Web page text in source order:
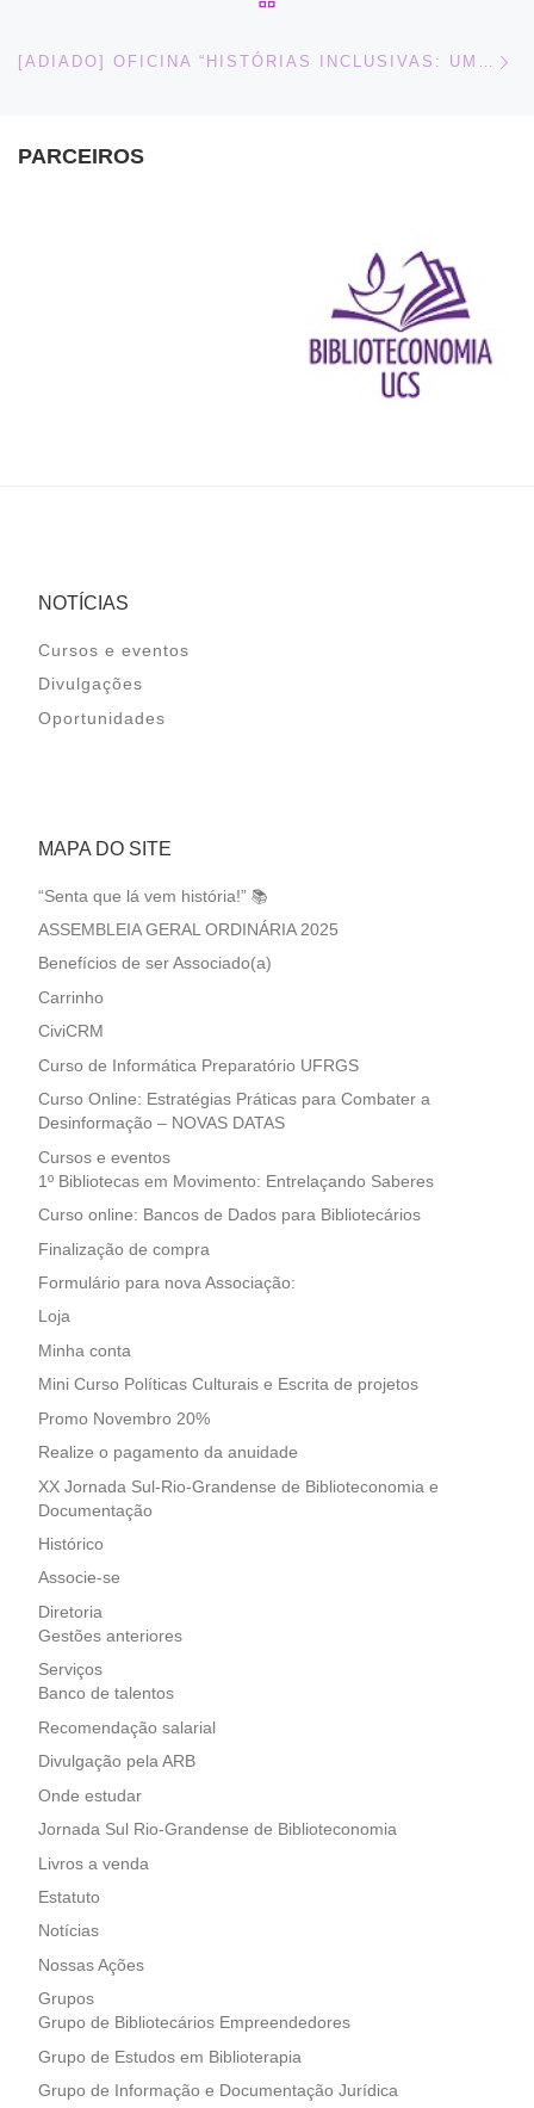
[ADIADO] OFICINA “HISTÓRIAS INCLUSIVAS: UM MOMENTO PARA TODA GENTE”
PARCEIROS
NOTÍCIAS
Cursos e eventos
Divulgações
Oportunidades
MAPA DO SITE
“Senta que lá vem história!” 📚
ASSEMBLEIA GERAL ORDINÁRIA 2025
Benefícios de ser Associado(a)
Carrinho
CiviCRM
Curso de Informática Preparatório UFRGS
Curso Online: Estratégias Práticas para Combater a
Desinformação – NOVAS DATAS
Cursos e eventos
1º Bibliotecas em Movimento: Entrelaçando Saberes
Curso online: Bancos de Dados para Bibliotecários
Finalização de compra
Formulário para nova Associação:
Loja
Minha conta
Mini Curso Políticas Culturais e Escrita de projetos
Promo Novembro 20%
Realize o pagamento da anuidade
XX Jornada Sul-Rio-Grandense de Biblioteconomia e
Documentação
Histórico
Associe-se
Diretoria
Gestões anteriores
Serviços
Banco de talentos
Recomendação salarial
Divulgação pela ARB
Onde estudar
Jornada Sul Rio-Grandense de Biblioteconomia
Livros a venda
Estatuto
Notícias
Nossas Ações
Grupos
Grupo de Bibliotecários Empreendedores
Grupo de Estudos em Biblioterapia
Grupo de Informação e Documentação Jurídica